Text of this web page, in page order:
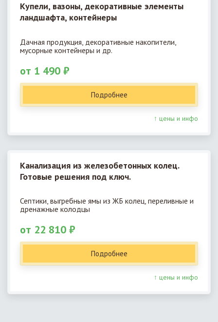
Купели, вазоны, декоративные элементы
ландшафта, контейнеры
Дачная продукция, декоративные накопители,
мусорные контейнеры и др.
от 1 490 ₽
Подробнее
↑ цены и инфо
Канализация из железобетонных колец.
Готовые решения под ключ.
Септики, выгребные ямы из ЖБ колец, переливные и
дренажные колодцы
от 22 810 ₽
Подробнее
↑ цены и инфо